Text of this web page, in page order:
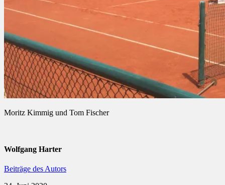
Moritz Kimmig und Tom Fischer
Wolfgang Harter
Beiträge des Autors